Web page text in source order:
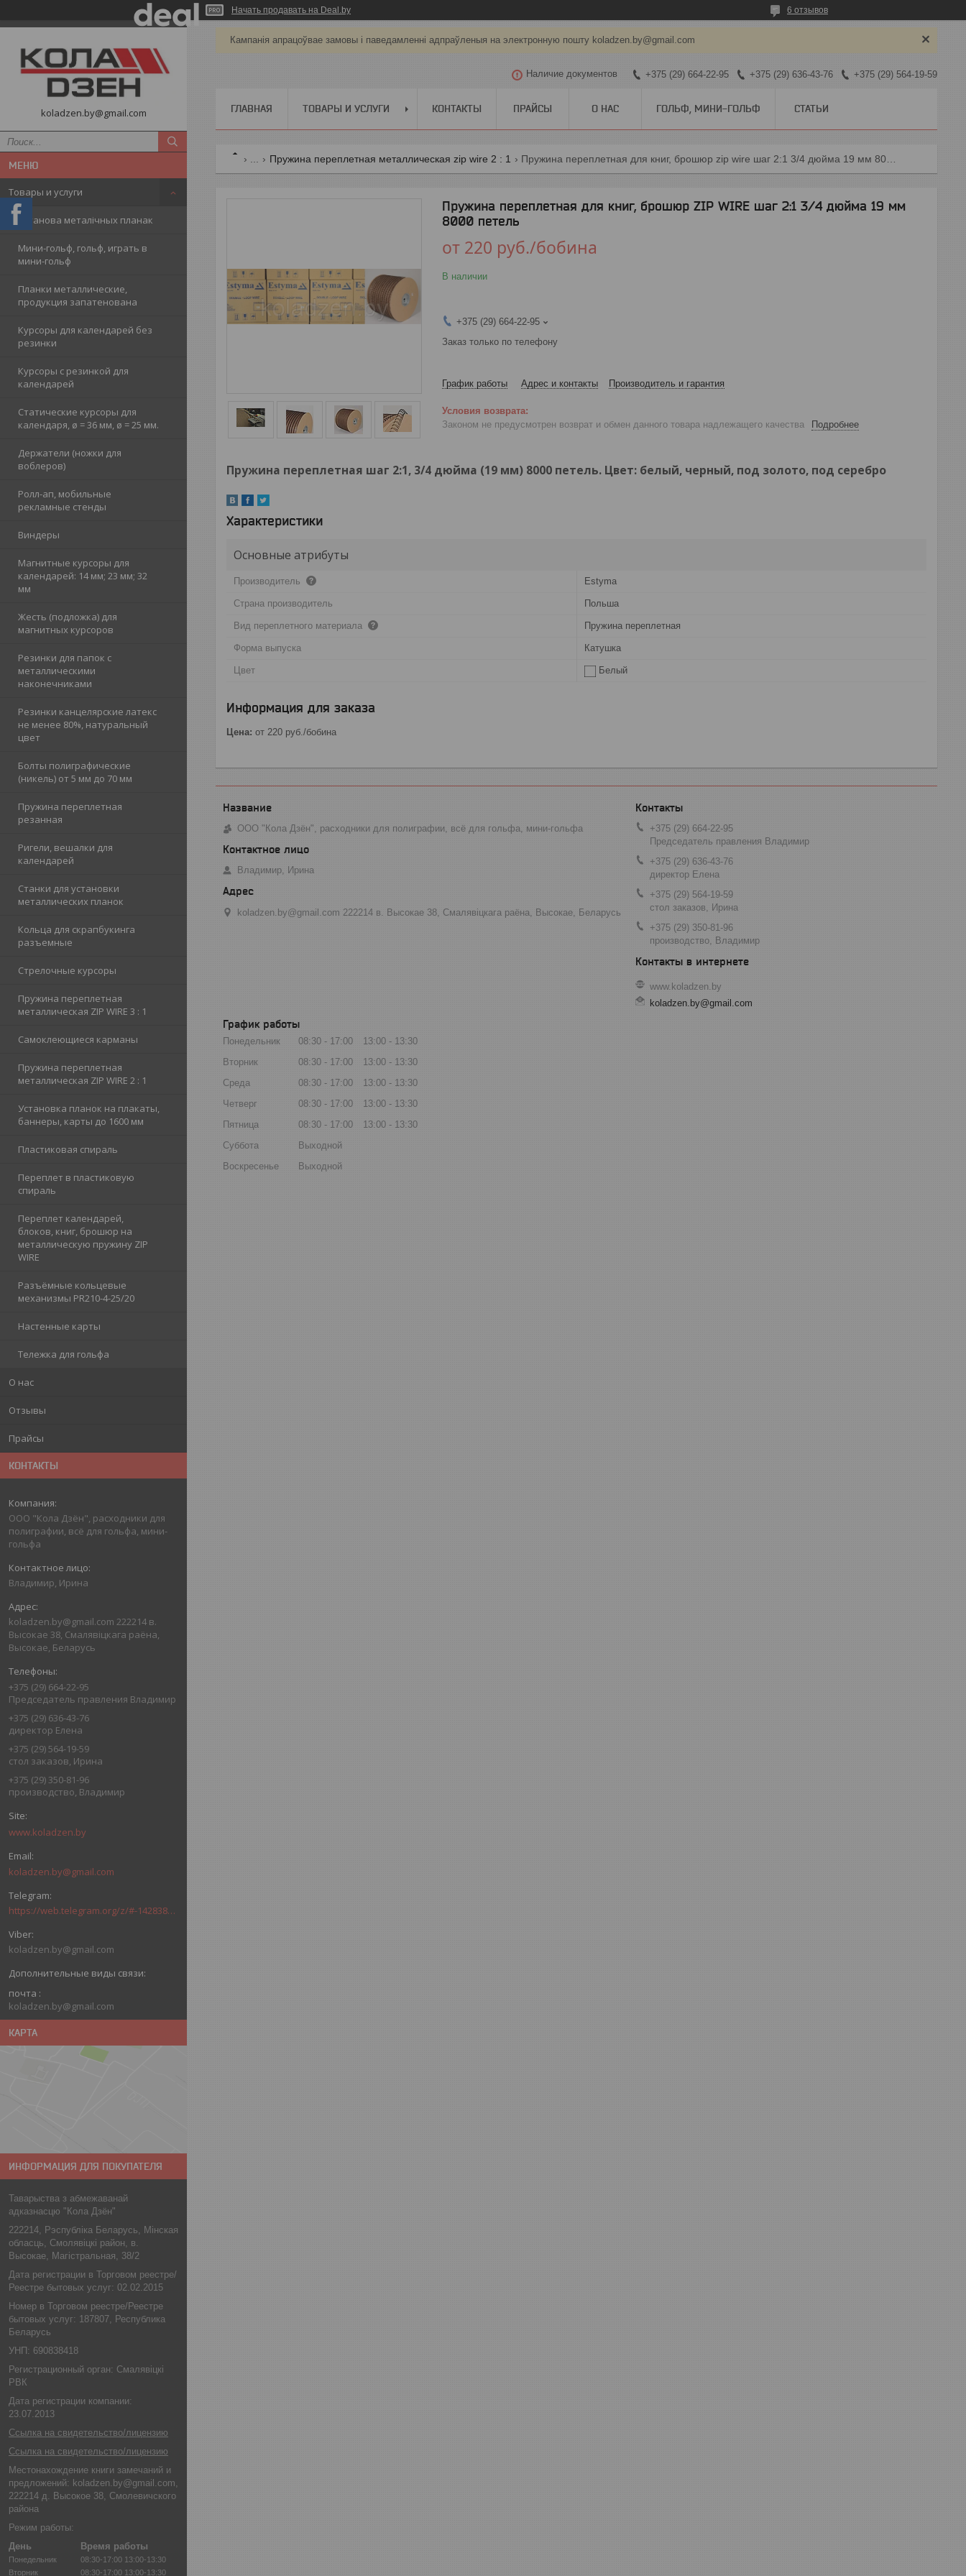
Начать продавать на Deal.by 6 отзывов
koladzen.by@gmail.com
Товары и услуги
Ўстанова металічных планак
Мини-гольф, гольф, играть в
мини-гольф
Планки металлические,
продукция запатенована
Курсоры для календарей без
резинки
Курсоры с резинкой для
календарей
Статические курсоры для
календаря, ø = 36 мм, ø = 25 мм.
Держатели (ножки для
воблеров)
Ролл-ап, мобильные
рекламные стенды
Виндеры
Магнитные курсоры для
календарей: 14 мм; 23 мм; 32
мм
Жесть (подложка) для
магнитных курсоров
Резинки для папок с
металлическими
наконечниками
Резинки канцелярские латекс
не менее 80%, натуральный
цвет
Болты полиграфические
(никель) от 5 мм до 70 мм
Пружина переплетная
резанная
Ригели, вешалки для
календарей
Станки для установки
металлических планок
Кольца для скрапбукинга
разъемные
Стрелочные курсоры
Пружина переплетная
металлическая ZIP WIRE 3 : 1
Самоклеющиеся карманы
Пружина переплетная
металлическая ZIP WIRE 2 : 1
Установка планок на плакаты,
баннеры, карты до 1600 мм
Пластиковая спираль
Переплет в пластиковую
спираль
Переплет календарей,
блоков, книг, брошюр на
металлическую пружину ZIP
WIRE
Разъёмные кольцевые
механизмы PR210-4-25/20
Настенные карты
Тележка для гольфа
О нас
Отзывы
Прайсы
КОНТАКТЫ
ООО "Кола Дзён", расходники для
полиграфии, всё для гольфа, мини-
гольфа
Владимир, Ирина
koladzen.by@gmail.com 222214 в.
Высокае 38, Смалявіцкага раёна,
Высокае, Беларусь
+375 (29) 664-22-95
Председатель правления Владимир
+375 (29) 636-43-76
директор Елена
+375 (29) 564-19-59
стол заказов, Ирина
+375 (29) 350-81-96
производство, Владимир
www.koladzen.by
koladzen.by@gmail.com
https://web.telegram.org/z/#-1428385851
koladzen.by@gmail.com
почта
koladzen.by@gmail.com
КАРТА
ИНФОРМАЦИЯ ДЛЯ ПОКУПАТЕЛЯ
Таварыства з абмежаванай
адказнасцю "Кола Дзён"
222214, Рэспублiка Беларусь, Мiнская
обласць, Смолявiцкi район, в.
Высокае, Магістральная, 38/2
Дата регистрации в Торговом реестре/
Реестре бытовых услуг: 02.02.2015
Номер в Торговом реестре/Реестре
бытовых услуг: 187807, Республика
Беларусь
УНП: 690838418
Регистрационный орган: Смалявіцкі
РВК
Дата регистрации компании:
23.07.2013
Ссылка на свидетельство/лицензию
Ссылка на свидетельство/лицензию
Местонахождение книги замечаний и
предложений: koladzen.by@gmail.com,
222214 д. Высокое 38, Смолевичского
района
Режим работы:
День
Время работы
Понедельник 08:30-17:00 13:00-13:30
Вторник
08:30-17:00 13:00-13:30
Кампанія апрацоўвае замовы і паведамленні адпраўленыя на электронную пошту koladzen.by@gmail.com
Наличие документов +375 (29) 664-22-95 +375 (29) 636-43-76 +375 (29) 564-19-59
ГЛАВНАЯ ТОВАРЫ И УСЛУГИ КОНТАКТЫ ПРАЙСЫ О НАС ГОЛЬФ, МИНИ-ГОЛЬФ СТАТЬИ
Пружина переплетная металлическая zip wire 2 : 1
Пружина переплетная для книг, брошюр ZIP WIRE шаг 2:1 3/4 дюйма 19 мм
8000 петель
от 220 руб./бобина
В наличии
+375 (29) 664-22-95
Заказ только по телефону
График работы Адрес и контакты Производитель и гарантия
Законом не предусмотрен возврат и обмен данного товара надлежащего качества Подробнее
Пружина переплетная шаг 2:1, 3/4 дюйма (19 мм) 8000 петель. Цвет: белый, черный, под золото, под серебро
Характеристики
Основные атрибуты
Производитель Estyma
Страна производитель Польша
Вид переплетного материала Пружина переплетная
Форма выпуска Катушка
Цвет Белый
Информация для заказа
Цена: от 220 руб. /бобина
ООО "Кола Дзён", расходники для полиграфии, всё для гольфа, мини-гольфа
Владимир, Ирина
koladzen.by@gmail.com 222214 в. Высокае 38, Смалявіцкага раёна, Высокае, Беларусь
+375 (29) 664-22-95
Председатель правления Владимир
+375 (29) 636-43-76
директор Елена
+375 (29) 564-19-59
стол заказов, Ирина
+375 (29) 350-81-96
производство, Владимир
www.koladzen.by
koladzen.by@gmail.com
График работы
Понедельник 08:30 17:00 13:00
13:30
Вторник
08:30 17:00 13:00
13:30
Среда
08:30 17:00 13:00
13:30
Четверг
08:30 17:00 13:00
13:30
Пятница
08:30 17:00 13:00
13:30
Суббота
Выходной
Воскресенье
Выходной